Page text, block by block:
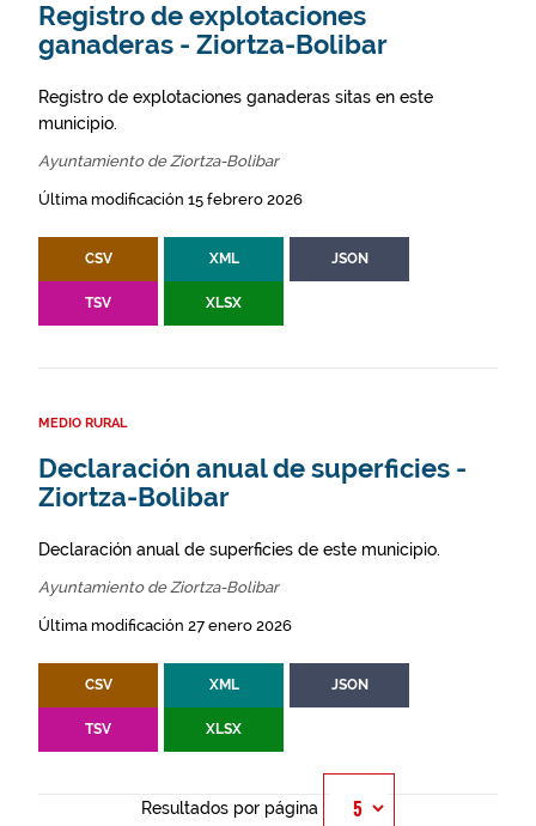
Registro de explotaciones
ganaderas - Ziortza-Bolibar
Registro de explotaciones ganaderas sitas en este
municipio.
Ayuntamiento de Ziortza-Bolibar
Última modificación 15 febrero 2026
CSV XML JSON
TSV XLSX
MEDIO RURAL
Declaración anual de superficies -
Ziortza-Bolibar
Declaración anual de superficies de este municipio.
Ayuntamiento de Ziortza-Bolibar
Última modificación 27 enero 2026
CSV XML JSON
TSV XLSX
Resultados por página